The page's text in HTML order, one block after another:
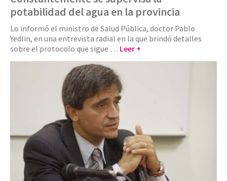
potabilidad del agua en la provincia
Lo informó el ministro de Salud Pública, doctor Pablo
Yedlin, en una entrevista radial en la que brindó detalles
sobre el protocolo que sigue … Leer +